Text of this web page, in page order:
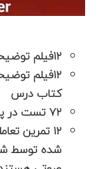
۱۲فیلم توضیحات مربوط به گرامر ۱۲ درس
۱۲فیلم
کتاب درس
۷۲ تست در پایان توضیحات گرامری
۱۲ تمرین
شده توسط